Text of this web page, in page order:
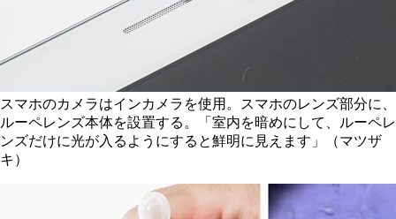
スマホのカメラはインカメラを使用。スマホのレンズ部分に、
ルーペレンズ本体を設置する。「室内を暗めにして、ルーペレ
ンズだけに光が入るようにすると鮮明に見えます」（マツザ
キ）